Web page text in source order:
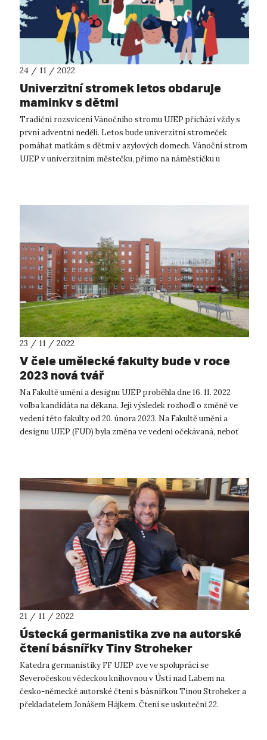
24 / 11 / 2022
Univerzitní stromek letos obdaruje
maminky s dětmi
Tradiční rozsvícení Vánočního stromu UJEP přichází vždy s
první adventní nedělí. Letos bude univerzitní stromeček
pomáhat matkám s dětmi v azylových domech. Vánoční strom
UJEP v univerzitním městečku, přímo na náměstíčku u
23 / 11 / 2022
V čele umělecké fakulty bude v roce
2023 nová tvář
Na Fakultě umění a designu UJEP proběhla dne 16. 11. 2022
volba kandidáta na děkana. Její výsledek rozhodl o změně ve
vedení této fakulty od 20. února 2023. Na Fakultě umění a
designu UJEP (FUD) byla změna ve vedení očekávaná, neboť
21 / 11 / 2022
Ústecká germanistika zve na autorské
čtení básnířky Tiny Stroheker
Katedra germanistiky FF UJEP zve ve spolupráci se
Severočeskou vědeckou knihovnou v Ústí nad Labem na
česko-německé autorské čtení s básnířkou Tinou Stroheker a
překladatelem Jonášem Hájkem. Čtení se uskuteční 22.